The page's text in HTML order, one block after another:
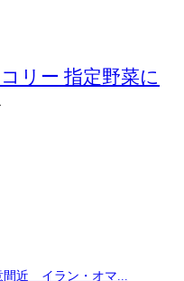
リー 指定野菜に
間近 イラン・オマ...